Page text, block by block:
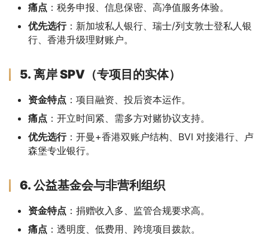
痛点 ：税务申报、信息保密、高净值服务体验。
优先选行：新加坡私人银行、瑞士/列支敦士登私人银
行、香港升级理财账户。
5. 离岸 SPV（专项目的实体）
资金特点 ：项目融资、投后资本运作。
痛点 ：开立时间紧、需多方对赌协议支持。
优先选行：开曼+香港双账户结构、BVI 对接港行、卢
森堡专业银行。
6. 公益基金会与非营利组织
资金特点 ：捐赠收入多、监管合规要求高。
痛点 ：透明度、低费用、跨境项目拨款。